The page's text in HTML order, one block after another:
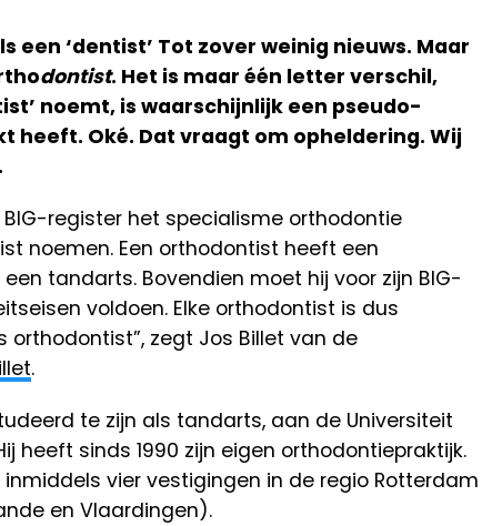
een ‘dentist’ Tot zover weinig nieuws. Maar
dontist. Het is maar één letter verschil,
noemt, is waarschijnlijk een pseudo-
heeft. Oké. Dat vraagt om opheldering. Wij
register het specialisme orthodontie
noemen. Een orthodontist heeft een
tandarts. Bovendien moet hij voor zijn BIG-
voldoen. Elke orthodontist is dus
zegt Jos Billet van de
.
te zijn als tandarts, aan de Universiteit
heeft sinds 1990 zijn eigen orthodontiepraktijk.
vier vestigingen in de regio Rotterdam
en Vlaardingen).